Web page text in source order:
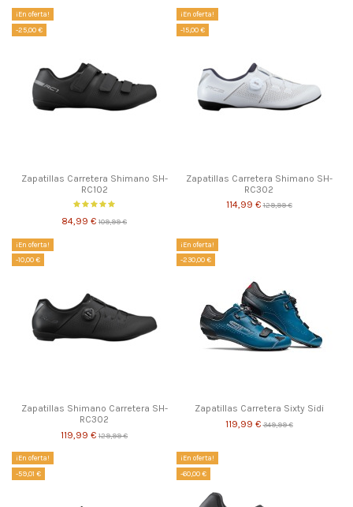
¡En oferta!
-25,00 €
Zapatillas Carretera Shimano SH-
RC102
84,99 € 109,99 €
¡En oferta!
-15,00 €
Zapatillas Carretera Shimano SH-
RC302
114,99 €129,99 €
¡En oferta!
-10,00 €
Zapatillas Shimano Carretera SH-
RC302
119,99 € 129,99 €
¡En oferta!
-230,00 €
Zapatillas Carretera Sixty Sidi
119,99 €349,99 €
¡En oferta!
-59,01 €
¡En oferta!
-60,00 €